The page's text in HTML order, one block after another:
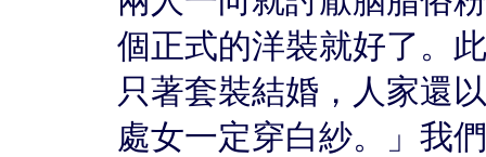
個正式的洋裝就好了。
只著套裝結婚，人家還
處女一定穿白紗。」我